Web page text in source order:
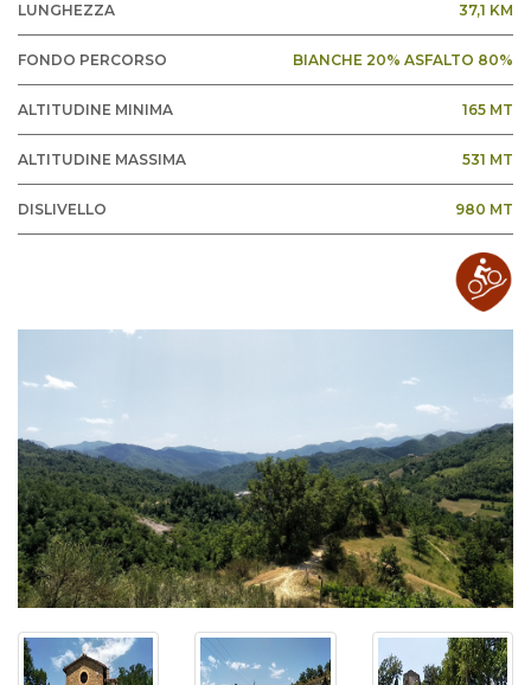
LUNGHEZZA 37,1 KM
FONDO PERCORSO BIANCHE 20% ASFALTO 80%
ALTITUDINE MINIMA 165 MT
ALTITUDINE MASSIMA 531 MT
DISLIVELLO 980 MT